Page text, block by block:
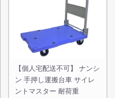
【個人宅配送不可】 ナンシ
ン 手押し運搬台車 サイレ
ントマスター 耐荷重
しました。
、見積書にてお値引き保証い
積・ご注文を受け付けており